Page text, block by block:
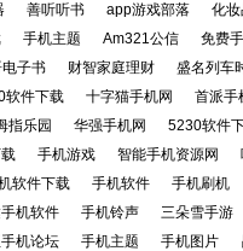
善听听书 app游戏部落 化妆
手机主题 Am321公信 免费
子书 财智家庭理财 盛名列车
软件下载 十字猫手机网 首派手
指乐园 华强手机网 5230软件
手机游戏 智能手机资源网
软件下载 手机软件 手机刷机
机软件 手机铃声 三朵雪手游
机论坛 手机主题 手机图片